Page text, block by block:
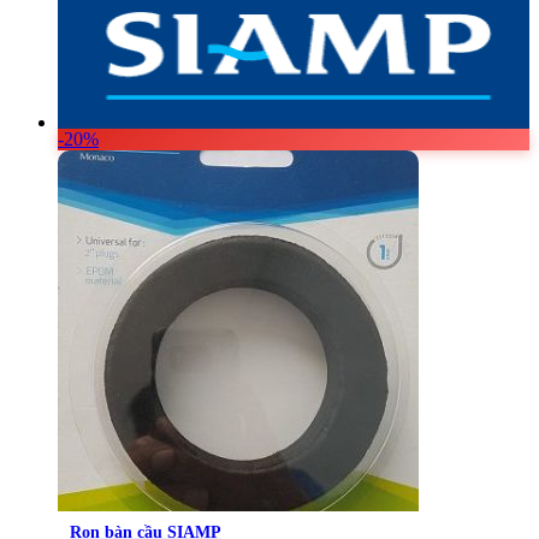
Vật Liệu Nước
Thiết Bị Nước STIEBEL ELTRON
Thiết Bị Nước ARISTON
Thiết Bị Nước TÂN Á ĐẠI THÀNH
-20%
Ron bàn cầu SIAMP